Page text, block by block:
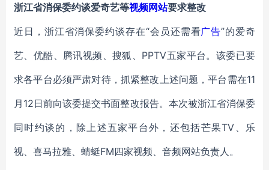
浙江省消保委约谈爱奇艺等视频网站要求整改
近日，浙江省消保委约谈存在“会员还需看广告”的爱奇
艺、优酷、腾讯视频、搜狐、PPTV五家平台。该委已要
求各平台必须严肃对待，抓紧整改上述问题，平台需在11
月12日前向该委提交书面整改报告。本次被浙江省消保委
同时约谈的，除上述五家平台外，还包括芒果TV、乐
视、喜马拉雅、蜻蜓FM四家视频、音频网站负责人。